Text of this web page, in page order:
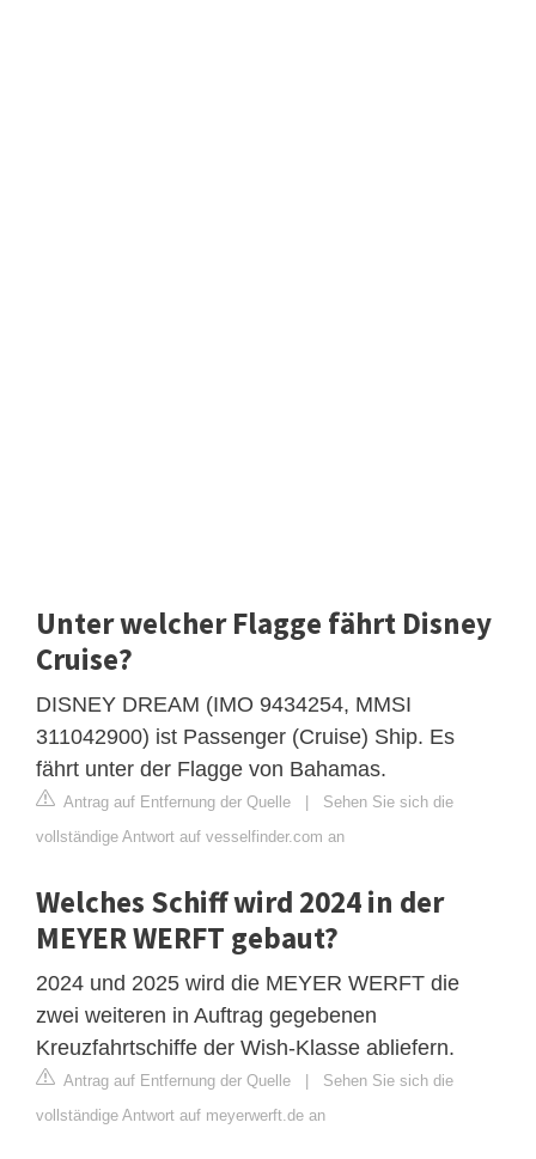
Unter welcher Flagge fährt Disney
Cruise?
DISNEY DREAM (IMO 9434254, MMSI
311042900) ist Passenger (Cruise) Ship. Es
fährt unter der Flagge von Bahamas.
Antrag auf Entfernung der Quelle | Sehen Sie sich die
vollständige Antwort auf vesselfinder.com an
Welches Schiff wird 2024 in der
MEYER WERFT gebaut?
2024 und 2025 wird die MEYER WERFT die
zwei weiteren in Auftrag gegebenen
Kreuzfahrtschiffe der Wish-Klasse abliefern.
Antrag auf Entfernung der Quelle | Sehen Sie sich die
vollständige Antwort auf meyerwerft.de an